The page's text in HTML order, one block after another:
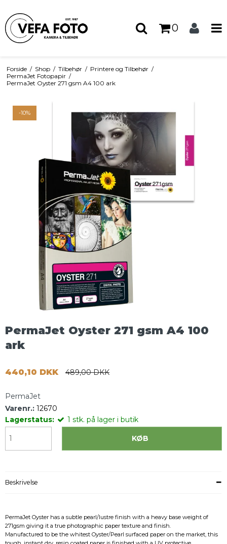
0
Forside / Shop / Tilbehør / Printere og Tilbehør /
PermaJet Fotopapir /
PermaJet Oyster 271 gsm A4 100 ark
-10%
PermaJet Oyster 271 gsm A4 100
ark
440,10 DKK 489,00 DKK
PermaJet
Varenr.: 12670
Lagerstatus:
1 stk. på lager i butik
KØB
Beskrivelse
PermaJet Oyster has a subtle pearl/lustre finish with a heavy base weight of
271gsm giving it a true photographic paper texture and finish.
Manufactured to be the whitest Oyster/Pearl surfaced paper on the market, this